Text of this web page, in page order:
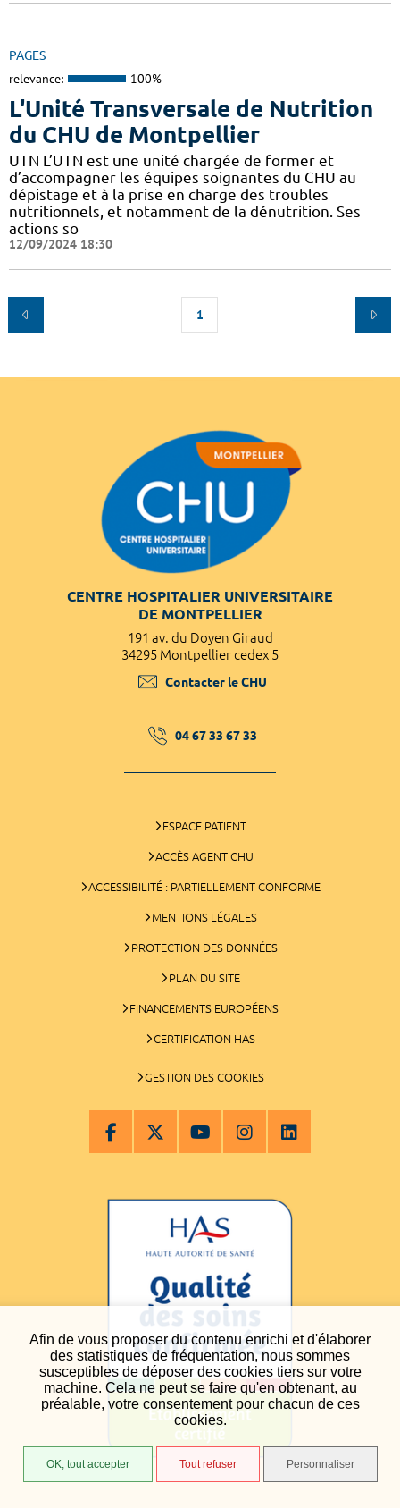
Afin de vous proposer du contenu enrichi et d'élaborer
des statistiques de fréquentation, nous sommes
susceptibles de déposer des cookies tiers sur votre
machine. Cela ne peut se faire qu'en obtenant, au
préalable, votre consentement pour chacun de ces
cookies.
OK, tout accepter Tout refuser Personnaliser
PAGES
relevance: 100%
L'Unité Transversale de Nutrition
du CHU de Montpellier
UTN L’UTN est une unité chargée de former et
d’accompagner les équipes soignantes du CHU au
dépistage et à la prise en charge des troubles
nutritionnels, et notamment de la dénutrition. Ses
actions so
12/09/2024 18:30
1
CENTRE HOSPITALIER UNIVERSITAIRE
DE MONTPELLIER
191 av. du Doyen Giraud
34295 Montpellier cedex 5
Contacter le CHU
04 67 33 67 33
ESPACE PATIENT
ACCÈS AGENT CHU
ACCESSIBILITÉ : PARTIELLEMENT CONFORME
MENTIONS LÉGALES
PROTECTION DES DONNÉES
PLAN DU SITE
FINANCEMENTS EUROPÉENS
CERTIFICATION HAS
GESTION DES COOKIES